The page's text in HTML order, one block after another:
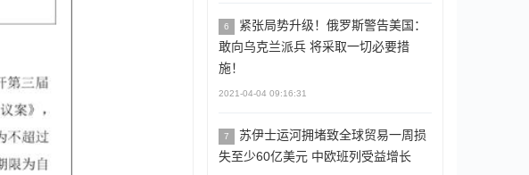
6
紧张局势升级！俄罗斯警告美国：
敢向乌克兰派兵 将采取一切必要措
施！
2021-04-04 09:16:31
7
苏伊士运河拥堵致全球贸易一周损
失至少60亿美元 中欧班列受益增长